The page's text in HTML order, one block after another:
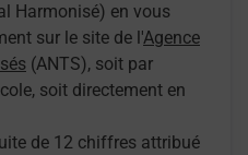
Harmonisé) en vous
sur le site de l'Agence
(ANTS), soit par
soit directement en
de 12 chiffres attribué